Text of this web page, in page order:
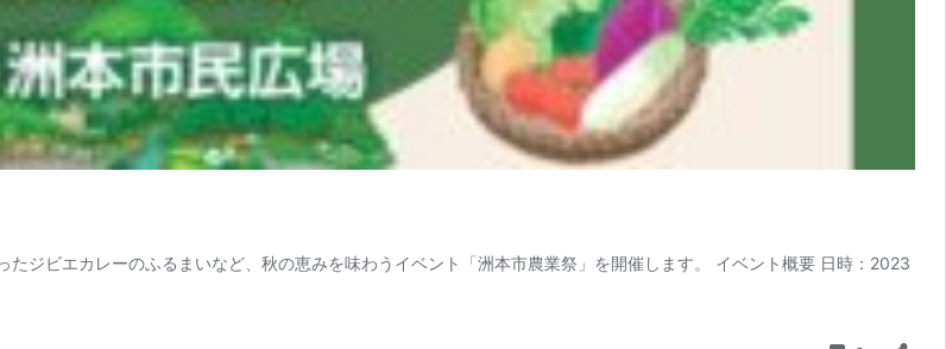
ジビエカレーのふるまいなど、秋の恵みを味わうイベント「洲本市農業祭」を開催します。 イベント概要 日時：2023